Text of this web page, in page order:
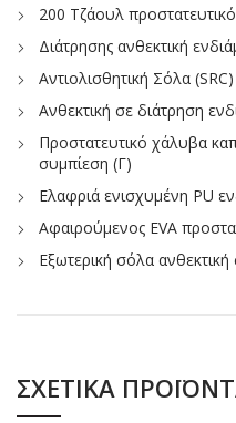
200 Τζάουλ
Διάτρησης ανθεκτική
Αντιολισθητική Σόλα (SRC)
Ανθεκτική σε διάτρηση
Προστατευτικό χάλυβα
συμπίεση (Γ)
Ελαφριά ενισχυμένη PU
Αφαιρούμενος EVA
Εξωτερική σόλα
ΣΧΕΤΙΚΆ